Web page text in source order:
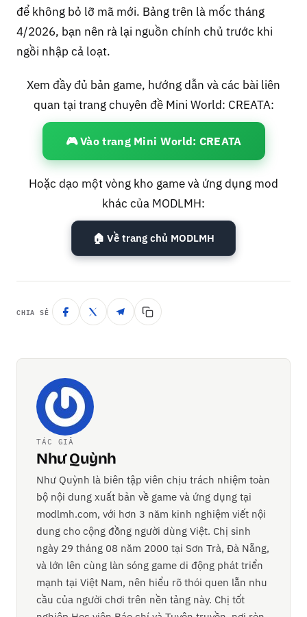
để không bỏ lỡ mã mới. Bảng trên là mốc tháng
4/2026, bạn nên rà lại nguồn chính chủ trước khi
ngồi nhập cả loạt.
Xem đầy đủ bản game, hướng dẫn và các bài liên
quan tại trang chuyên đề Mini World: CREATA:
🎮 Vào trang Mini World: CREATA
Hoặc dạo một vòng kho game và ứng dụng mod
khác của MODLMH:
🏠 Về trang chủ MODLMH
CHIA SẺ
TÁC GIẢ
Như Quỳnh
Như Quỳnh là biên tập viên chịu trách nhiệm toàn
bộ nội dung xuất bản về game và ứng dụng tại
modlmh.com, với hơn 3 năm kinh nghiệm viết nội
dung cho cộng đồng người dùng Việt. Chị sinh
ngày 29 tháng 08 năm 2000 tại Sơn Trà, Đà Nẵng,
và lớn lên cùng làn sóng game di động phát triển
mạnh tại Việt Nam, nên hiểu rõ thói quen lẫn nhu
cầu của người chơi trên nền tảng này. Chị tốt